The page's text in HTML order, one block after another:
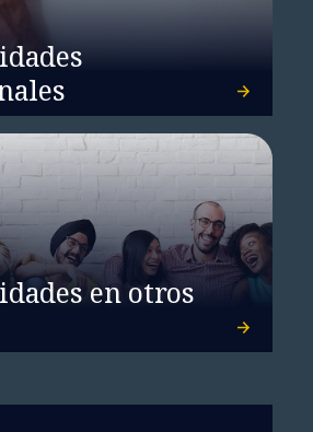
en otros